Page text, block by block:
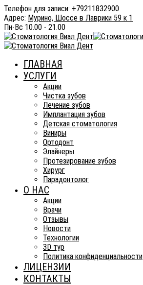
Телефон для записи: +79211832900
Адрес: Мурино, Шоссе в Лаврики 59 к 1
Пн-Вс 10.00 - 21.00
ГЛАВНАЯ
УСЛУГИ
Акции
Чистка зубов
Лечение зубов
Имплантация зубов
Детская стоматология
Виниры
Ортодонт
Элайнеры
Протезирование зубов
Хирург
Парадонтолог
О НАС
Акции
Врачи
Отзывы
Новости
Технологии
3D тур
Политика конфиденциальности
ЛИЦЕНЗИИ
КОНТАКТЫ